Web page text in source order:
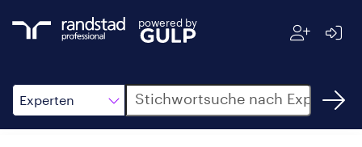
powered by
Experten
Suche